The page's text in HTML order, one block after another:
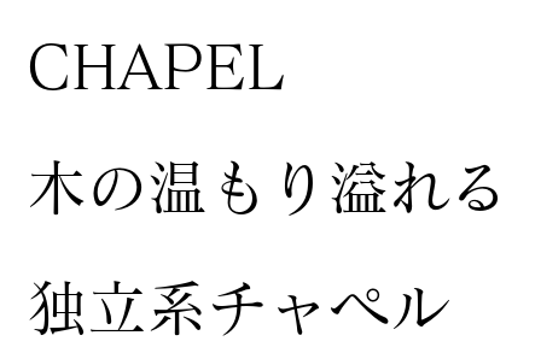
CHAPEL
木の温もり溢れる
独立系チャペル